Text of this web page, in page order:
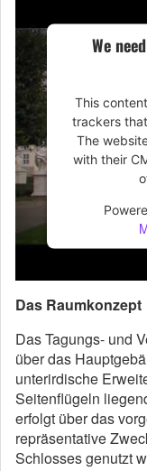
We
This
trackers
The
with their
Das Raumkonzept
Das Tagungs- und
über das
unterirdische
Seitenflügeln
erfolgt über das
repräsentative
Schlosses genutzt